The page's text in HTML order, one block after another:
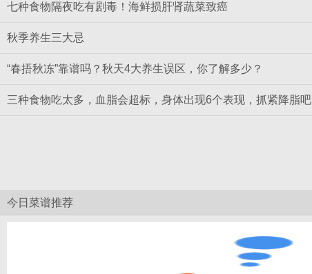
七种食物隔夜吃有剧毒！海鲜损肝肾蔬菜致癌
秋季养生三大忌
“春捂秋冻”靠谱吗？秋天4大养生误区，你了解多少？
三种食物吃太多，血脂会超标，身体出现6个表现，抓紧降脂吧
今日菜谱推荐